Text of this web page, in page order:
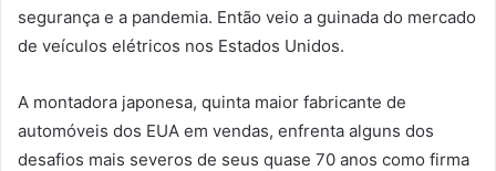
segurança e a pandemia. Então veio a guinada do mercado
de veículos elétricos nos Estados Unidos.
A montadora japonesa, quinta maior fabricante de
automóveis dos EUA em vendas, enfrenta alguns dos
desafios mais severos de seus quase 70 anos como firma